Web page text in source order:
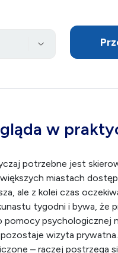
w
potrzebne jest
miastach
ale z kolei czas
tygodni i bywa, że
pomocy psychologicznej
wizyta prywatna.
– raczej postrzega